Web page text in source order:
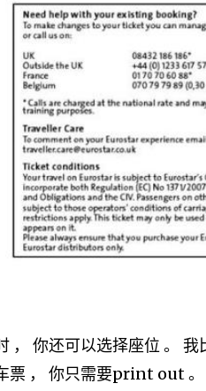
， 你还可以选择座位 。
票 ， 你只需要print out